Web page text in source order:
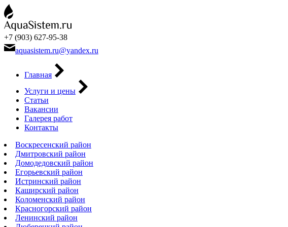
+7 (903) 627-95-38
aquasistem.ru@yandex.ru
Главная
Услуги и цены
Статьи
Вакансии
Галерея работ
Контакты
Воскресенский район
Дмитровский район
Домодедовский район
Егорьевский район
Истринский район
Каширский район
Коломенский район
Красногорский район
Ленинский район